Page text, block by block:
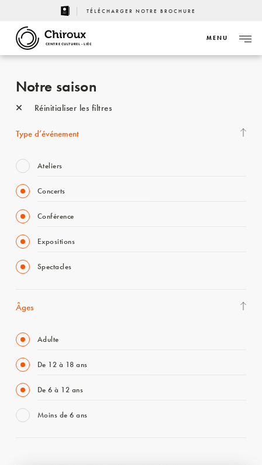
TÉLÉCHARGER NOTRE BROCHURE
CENTRE CULTUREL - LIÈGE
MENU
Notre saison
Réinitialiser les filtres
Type d’événement
Ateliers
Concerts
Conférence
Expositions
Spectacles
Âges
Adulte
De 12 à 18 ans
De 6 à 12 ans
Moins de 6 ans